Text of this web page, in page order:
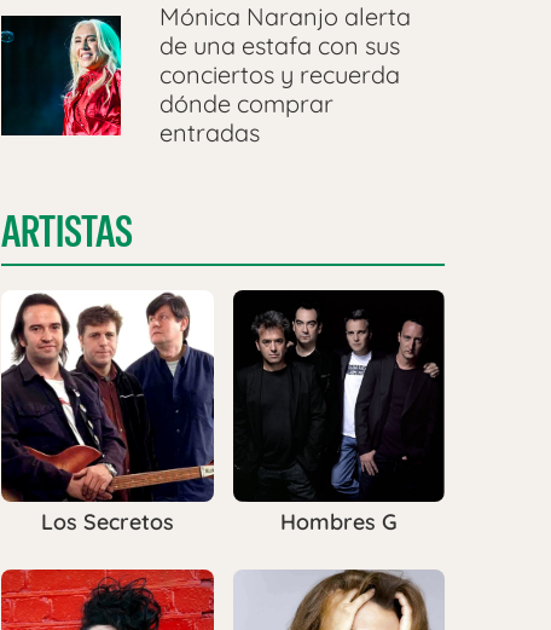
Mónica Naranjo alerta
de una estafa con sus
conciertos y recuerda
dónde comprar
entradas
ARTISTAS
Los Secretos Hombres G